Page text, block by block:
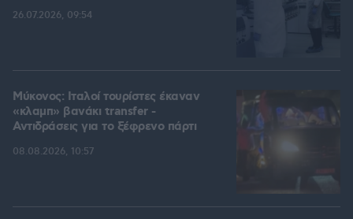
26.07.2026, 09:54
Μύκονος: Ιταλοί τουρίστες έκαναν
«κλαμπ» βανάκι transfer -
Αντιδράσεις για το ξέφρενο πάρτι
08.08.2026, 10:57